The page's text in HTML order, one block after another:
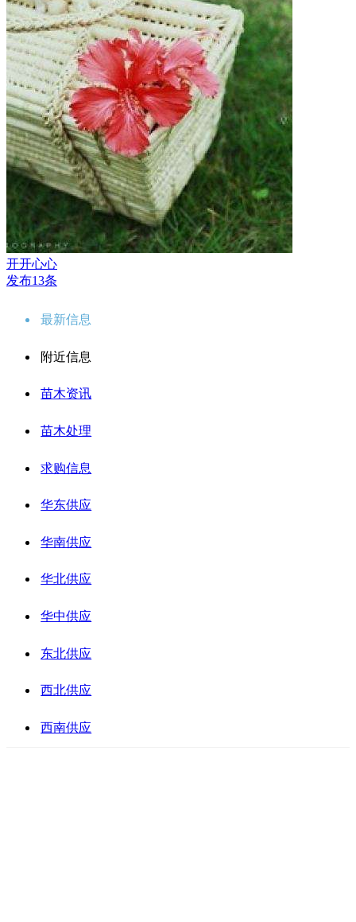
开开心心
发布13条
最新信息
附近信息
苗木资讯
苗木处理
求购信息
华东供应
华南供应
华北供应
华中供应
东北供应
西北供应
西南供应